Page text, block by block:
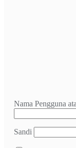
Nama Pengguna
Sandi